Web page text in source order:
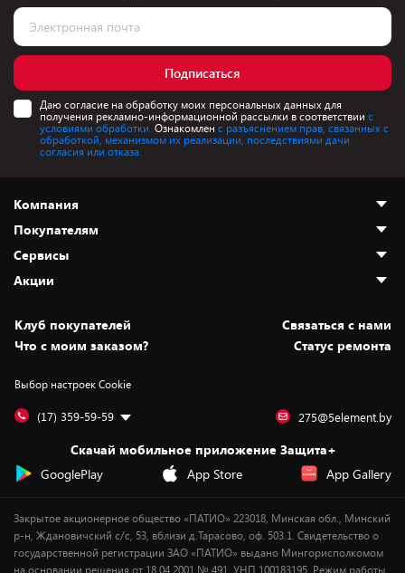
Подписаться
Даю согласие на обработку моих персональных данных для
получения рекламно-информационной рассылки в соответствии с
условиями обработки. Ознакомлен с разъяснением прав, связанных с
обработкой, механизмом их реализации, последствиями дачи
согласия или отказа.
Компания
О нас
Адреса магазинов
Новости
Статьи и обзоры
Вакансии
Дай пять добру!
Покупателям
Как сделать заказ
Оплата и доставка
Безналичный расчёт
Обмен и возврат товара
Обработка персональных данных
Подарочные карты
Сервисы
Установка техники
Для игровых консолей
Для мобильных устройств
Для компьютеров
Сервисные центры
Акции
Скидки и промокоды
Белорусские товары
Бонусы
Оплата частями
Новинки
Клуб покупателей
Cвязаться с нами
Что с моим заказом?
Статус ремонта
Выбор настроек Cookie
(17) 359-59-59 275@5element.by
Скачай мобильное приложение Защита+
GooglePlay
App Store App Gallery
Закрытое акционерное общество «ПАТИО» 223018, Минская обл., Минский
р-н, Ждановичский с/с, 53, вблизи д.Тарасово, оф. 503.1. Свидетельство о
государственной регистрации ЗАО «ПАТИО» выдано Мингорисполкомом
на основании решения от 18.04.2001 № 491. УНП 100183195. Режим работы